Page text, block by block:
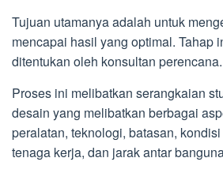
Tujuan utamanya adalah untuk
mencapai hasil yang optimal. Tahap
ditentukan oleh konsultan perencana.
Proses ini melibatkan serangkaian
desain yang melibatkan berbagai
peralatan, teknologi, batasan,
tenaga kerja, dan jarak antar